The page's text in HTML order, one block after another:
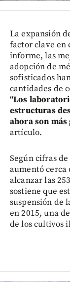
La expansión
factor clave en
informe, las
adopción de
sofisticados
cantidades de
“Los
estructuras
ahora son
artículo.
Según cifras
aumentó cerca
alcanzar las
sostiene que
suspensión de
en 2015, una
de los cultivos